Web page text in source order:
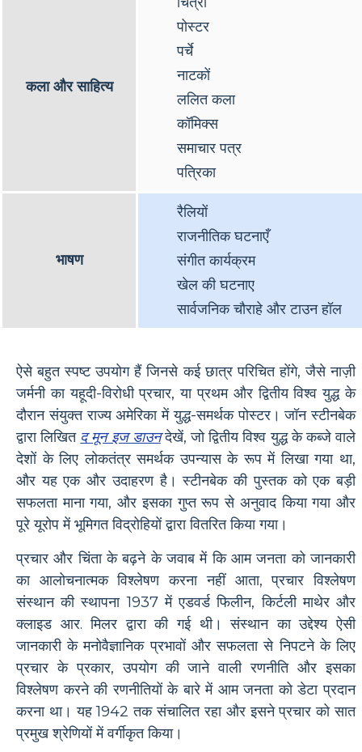
कला और साहित्य
पोस्टर
पर्चे
नाटकों
ललित कला
कॉमिक्स
समाचार पत्र
पत्रिका
भाषण
रैलियों
राजनीतिक घटनाएँ
संगीत कार्यक्रम
खेल की घटनाए
सार्वजनिक चौराहे और टाउन हॉल
ऐसे बहुत स्पष्ट उपयोग हैं जिनसे कई छात्र परिचित होंगे, जैसे नाज़ी
जर्मनी का यहूदी-विरोधी प्रचार, या प्रथम और द्वितीय विश्व युद्ध के
दौरान संयुक्त राज्य अमेरिका में युद्ध-समर्थक पोस्टर। जॉन स्टीनबेक
द्वारा लिखित द मून इज डाउनदेखें, जो द्वितीय विश्व युद्ध के कब्जे वाले
देशों के लिए लोकतंत्र समर्थक उपन्यास के रूप में लिखा गया था,
और यह एक और उदाहरण है। स्टीनबेक की पुस्तक को एक बड़ी
सफलता माना गया, और इसका गुप्त रूप से अनुवाद किया गया और
पूरे यूरोप में भूमिगत विद्रोहियों द्वारा वितरित किया गया।
प्रचार और चिंता के बढ़ने के जवाब में कि आम जनता को जानकारी
का आलोचनात्मक विश्लेषण करना नहीं आता, प्रचार विश्लेषण
संस्थान की स्थापना 1937 में एडवर्ड फिलीन, किर्टली माथेर और
क्लाइड आर. मिलर द्वारा की गई थी। संस्थान का उद्देश्य ऐसी
जानकारी के मनोवैज्ञानिक प्रभावों और सफलता से निपटने के लिए
प्रचार के प्रकार, उपयोग की जाने वाली रणनीति और इसका
विश्लेषण करने की रणनीतियों के बारे में आम जनता को डेटा प्रदान
करना था। यह 1942 तक संचालित रहा और इसने प्रचार को सात
प्रमुख श्रेणियों में वर्गीकृत किया।